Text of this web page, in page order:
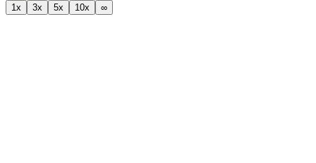
1x 3x 5x 10x ∞